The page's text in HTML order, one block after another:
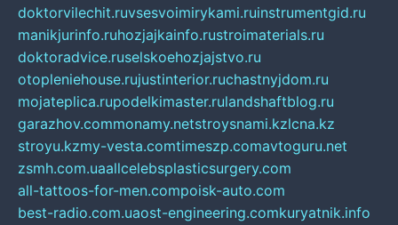
doktorvilechit.ruvsesvoimirykami.ruinstrumentgid.ru
manikjurinfo.ruhozjajkainfo.rustroimaterials.ru
doktoradvice.ruselskoehozjajstvo.ru
otopleniehouse.rujustinterior.ruchastnyjdom.ru
mojateplica.rupodelkimaster.rulandshaftblog.ru
garazhov.commonamy.netstroysnami.kzlcna.kz
stroyu.kzmy-vesta.comtimeszp.comavtoguru.net
zsmh.com.uaallcelebsplasticsurgery.com
all-tattoos-for-men.compoisk-auto.com
best-radio.com.uaost-engineering.comkuryatnik.info